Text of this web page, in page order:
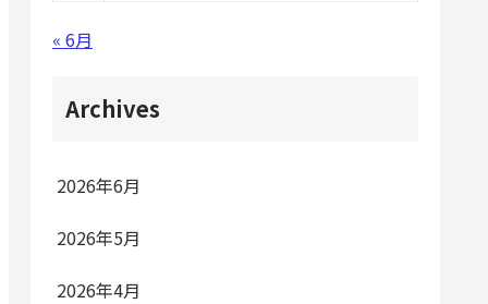
« 6月
Archives
2026年6月
2026年5月
2026年4月